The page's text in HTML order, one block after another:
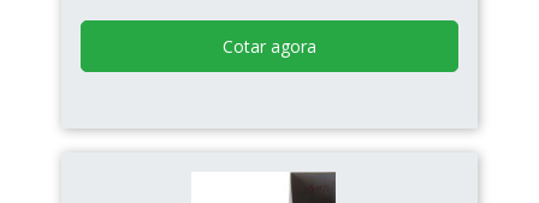
Cotar agora